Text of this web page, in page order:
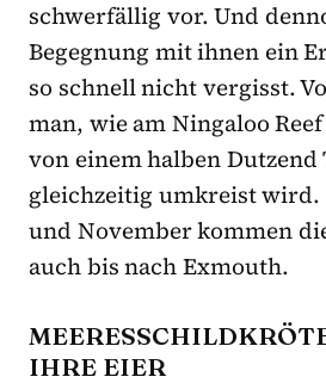
schwerfällig vor. Und
Begegnung mit ihnen ein
so schnell nicht vergisst.
man, wie am Ningaloo
von einem halben Dutzend
gleichzeitig umkreist wird.
und November kommen
auch bis nach Exmouth.
IHRE EIER